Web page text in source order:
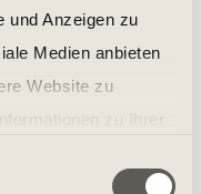
und Anzeigen zu
Medien anbieten
Website zu
weiter. Unsere